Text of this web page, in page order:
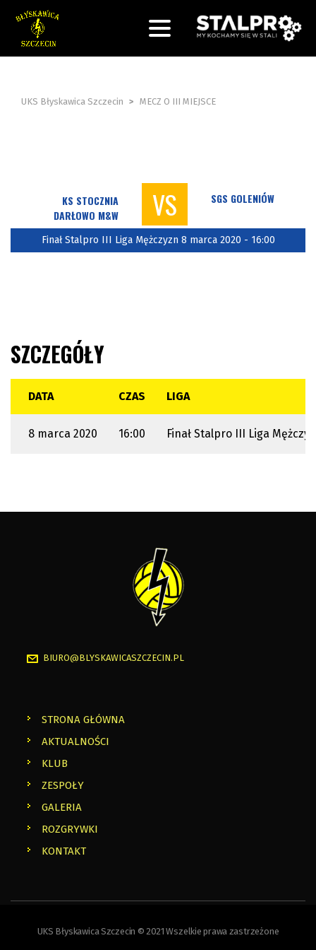
UKS Błyskawica Szczecin > MECZ O III MIEJSCE
KS STOCZNIA
DARŁOWO M&W
VS SGS GOLENIÓW
Finał Stalpro III Liga Mężczyzn 8 marca 2020 - 16:00
SZCZEGÓŁY
DATA CZAS LIGA
8 marca 2020 16:00 Finał Stalpro III Liga
BIURO@BLYSKAWICASZCZECIN.PL
STRONA GŁÓWNA
AKTUALNOŚCI
KLUB
ZESPOŁY
GALERIA
ROZGRYWKI
KONTAKT
UKS Błyskawica Szczecin © 2021 Wszelkie prawa zastrzeżone